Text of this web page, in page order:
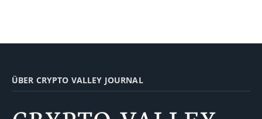
ÜBER CRYPTO VALLEY JOURNAL